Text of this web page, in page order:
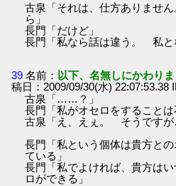
古泉「それは、仕方ありませ
ら」
長門「だけど」
長門「私なら話は違う。 私と
39 名前： 以下、名無しにかわり
稿日：2009/09/30(水) 22:07:53.38
古泉「……？」
長門「私がオセロをすることは
古泉「え、えぇ。 そうです
長門「私という個体は貴方と
ている」
長門「私でよければ、貴方は
ロができる」